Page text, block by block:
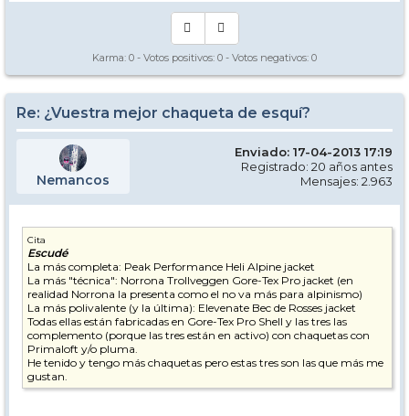
Karma: 0 - Votos positivos: 0 - Votos negativos: 0
Re: ¿Vuestra mejor chaqueta de esquí?
Nemancos
Enviado: 17-04-2013 17:19
Registrado: 20 años antes
Mensajes: 2.963
Cita
Escudé
La más completa: Peak Performance Heli Alpine jacket
La más "técnica": Norrona Trollveggen Gore-Tex Pro jacket (en
realidad Norrona la presenta como el no va más para alpinismo)
La más polivalente (y la última): Elevenate Bec de Rosses jacket
Todas ellas están fabricadas en Gore-Tex Pro Shell y las tres las
complemento (porque las tres están en activo) con chaquetas con
Primaloft y/o pluma.
He tenido y tengo más chaquetas pero estas tres son las que más me
gustan.